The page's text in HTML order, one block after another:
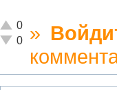
Отлично!
0
Неадекватно!
0 »